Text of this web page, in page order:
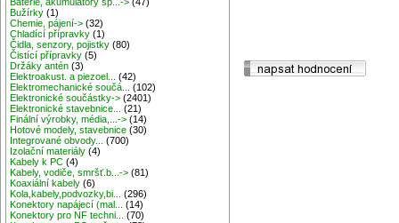
Bužírky (1)
Chemie, pájení-> (32)
Chladící přípravky (1)
Čidla, senzory, pojistky (80)
Čistící přípravky (5)
Držáky antén (3)
Elektroakust. a piezoel...
(42)
Elektromechanické součá...
(102)
Elektronické součástky-> (2401)
Elektronické stavebnice...
(21)
Finální výrobky, média,...-> (14)
Hotové modely, stavebnice (30)
Integrované obvody...
(700)
Izolační materiály (4)
Kabely k PC (4)
Kabely, vodiče, smršť.b...-> (81)
Koaxiální kabely (6)
Kola,kabely,podvozky,bi...
(296)
Konektory napájecí (mal...
(14)
Konektory pro NF techni...
(70)